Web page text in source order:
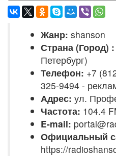
Жанр: shanson
Страна (Город) :
Петербург)
Телефон: +7
325-9494 -
Адрес: ул.
Частота: 104.4
E-mail:
Официальный
https://